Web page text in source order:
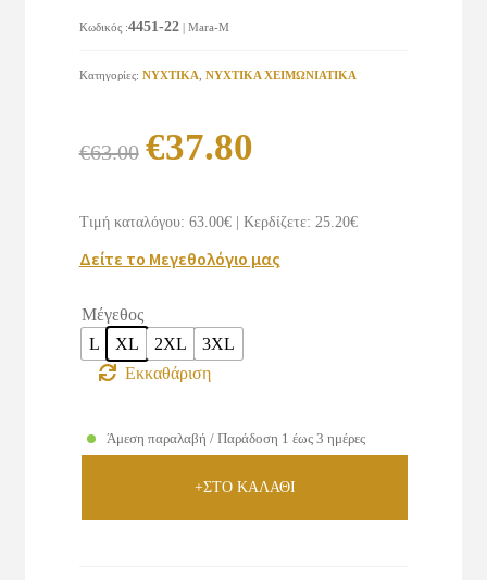
Κωδικός :4451-22 | Mara-M
Κατηγορίες: ΝΥΧΤΙΚΑ ΝΥΧΤΙΚΑ ΧΕΙΜΩΝΙΑΤΙΚΑ
€63.00
Original
was:
€63.00.
€37.80
τιμή
είναι:
Τιμή καταλόγου: 63.00€ Κερδίζετε: 25.20€
Δείτε το Μεγεθολόγιο μας
Μέγεθος
L
XL 2XL
3XL
Εκκαθάριση
Άμεση παραλαβή / Παράδοση 1 έως 3 ημέρες
+ΣΤΟ ΚΑΛΑΘΙ